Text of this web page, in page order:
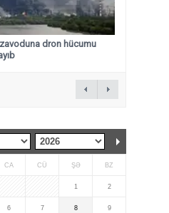
dron hücumu
CA CÜ ŞƏ BZ
1 2
6 7 8 9